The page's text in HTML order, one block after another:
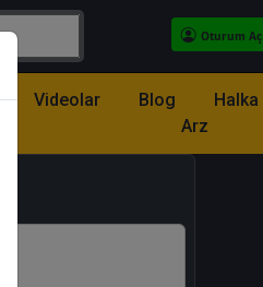
Oturum Aç
Videolar Blog
Halka
Arz